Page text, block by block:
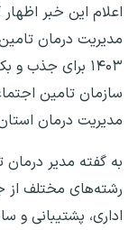
اعلام این خبر
مدیریت درمان
۱۴۰۳ برای جذب
مدیریت درمان
به گفته مدیر درمان
رشته‌های مختلف از
اداری، پشتیبانی و